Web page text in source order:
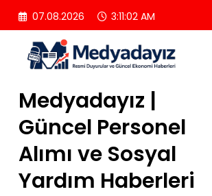
İçeriğe
atla
07.08.2026 3:11:02 AM
Medyadayız |
Güncel Personel
Alımı ve Sosyal
Yardım Haberleri